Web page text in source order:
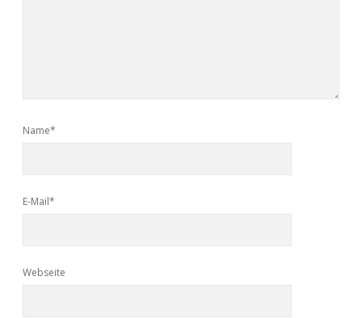
Name*
E-Mail*
Webseite